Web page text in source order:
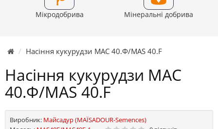
Мікродобрива Мінеральні добрива
Насіння кукурудзи МАС 40.Ф/MAS 40.F
Насіння кукурудзи МАС
40.Ф/MAS 40.F
Виробник: Майсадур (MAЇSADOUR-Semences)